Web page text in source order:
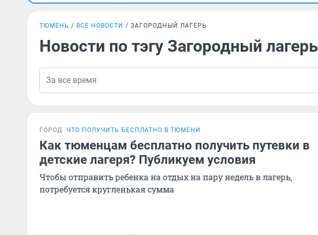
ТЮМЕНЬ ВСЕ НОВОСТИ ЗАГОРОДНЫЙ ЛАГЕРЬ
Новости по тэгу Загородный лагерь
ГОРОД ЧТО ПОЛУЧИТЬ БЕСПЛАТНО В ТЮМЕНИ
Как тюменцам бесплатно получить путевки в
детские лагеря? Публикуем условия
Чтобы отправить ребенка на отдых на пару недель в лагерь,
потребуется кругленькая сумма